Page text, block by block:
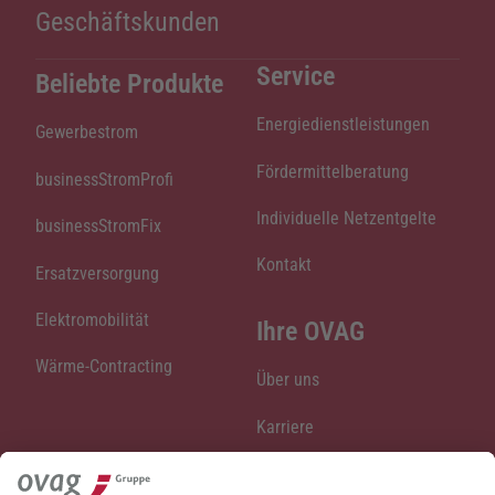
Geschäftskunden
Beliebte Produkte
Gewerbestrom
businessStromProfi
businessStromFix
Ersatzversorgung
Elektromobilität
Wärme-Contracting
Service
Energiedienstleistungen
Fördermittelberatung
Individuelle Netzentgelte
Kontakt
Ihre OVAG
Über uns
Karriere